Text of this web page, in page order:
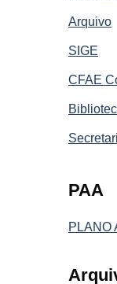
Arquivo
SIGE
CFAE
PAA
PLANO